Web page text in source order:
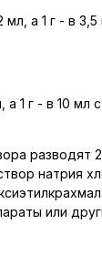
а 1 г - в
1 г - в 10
натрия
или